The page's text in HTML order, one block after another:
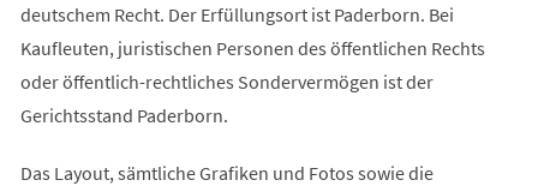
deutschem Recht. Der Erfüllungsort ist Paderborn. Bei
Kaufleuten, juristischen Personen des öffentlichen Rechts
oder öffentlich-rechtliches Sondervermögen ist der
Gerichtsstand Paderborn.
Das Layout, sämtliche Grafiken und Fotos sowie die